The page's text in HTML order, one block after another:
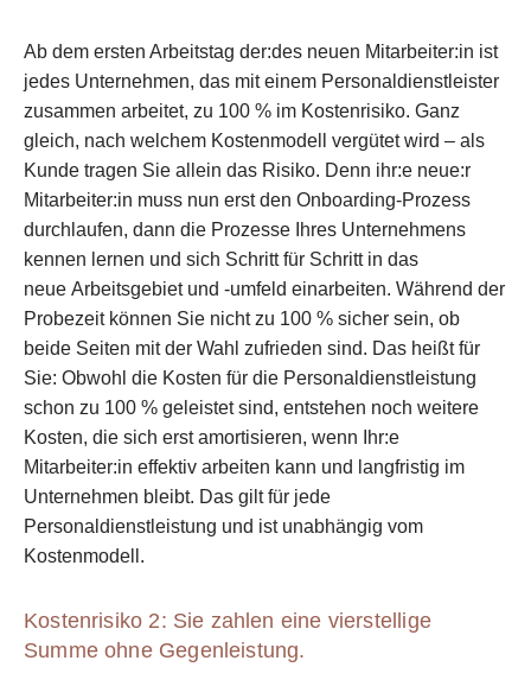
Ab dem ersten Arbeitstag der:des neuen Mitarbeiter:in ist
jedes Unternehmen, das mit einem Personaldienstleister
zusammen arbeitet, zu 100 % im Kostenrisiko. Ganz
gleich, nach welchem Kostenmodell vergütet wird – als
Kunde tragen Sie allein das Risiko. Denn ihr:e neue:r
Mitarbeiter:in muss nun erst den Onboarding-Prozess
durchlaufen, dann die Prozesse Ihres Unternehmens
kennen lernen und sich Schritt für Schritt in das
neue Arbeitsgebiet und -umfeld einarbeiten. Während der
Probezeit können Sie nicht zu 100 % sicher sein, ob
beide Seiten mit der Wahl zufrieden sind. Das heißt für
Sie: Obwohl die Kosten für die Personaldienstleistung
schon zu 100 % geleistet sind, entstehen noch weitere
Kosten, die sich erst amortisieren, wenn Ihr:e
Mitarbeiter:in effektiv arbeiten kann und langfristig im
Unternehmen bleibt. Das gilt für jede
Personaldienstleistung und ist unabhängig vom
Kostenmodell.
Kostenrisiko 2: Sie zahlen eine vierstellige
Summe ohne Gegenleistung.